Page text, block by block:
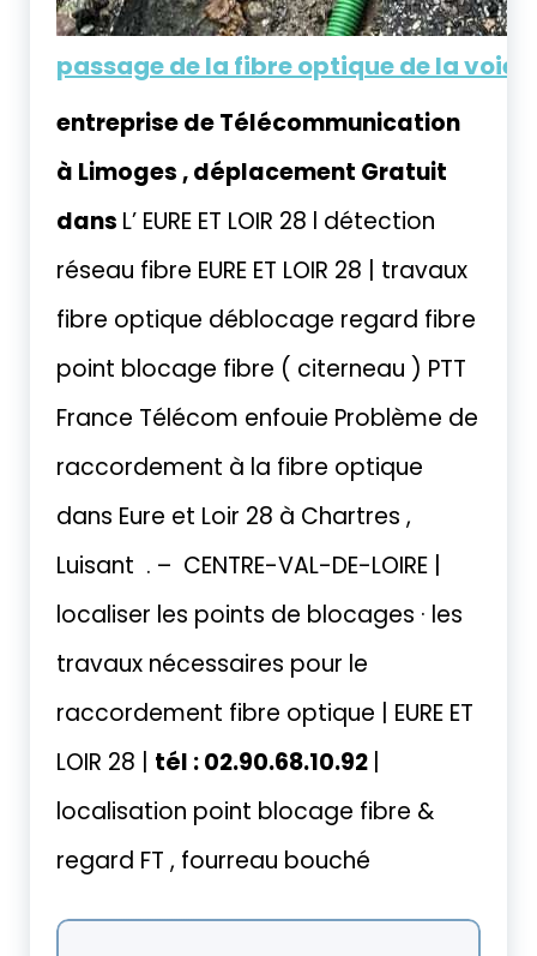
passage de la fibre optique de la voie
entreprise de Télécommunication
à Limoges , déplacement Gratuit
dans L’ EURE ET LOIR 28 l détection
réseau fibre EURE ET LOIR 28 | travaux
fibre optique déblocage regard fibre
point blocage fibre ( citerneau ) PTT
France Télécom enfouie Problème de
raccordement à la fibre optique
dans Eure et Loir 28 à Chartres ,
Luisant . – CENTRE-VAL-DE-LOIRE |
localiser les points de blocages · les
travaux nécessaires pour le
raccordement fibre optique | EURE ET
LOIR 28 | tél : 02.90.68.10.92
localisation point blocage fibre &
regard FT , fourreau bouché